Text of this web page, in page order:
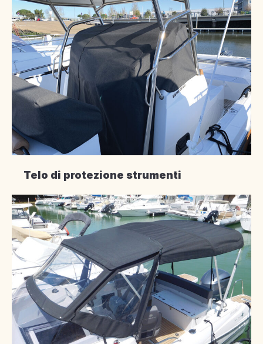
Telo di protezione strumenti